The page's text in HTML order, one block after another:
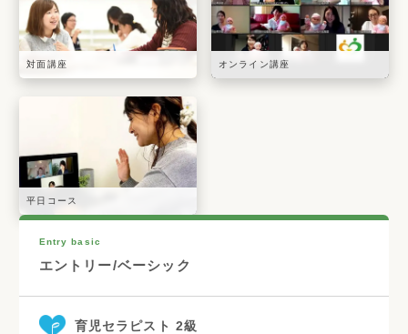
対面講座 オンライン講座
平日コース
Entry basic
エントリー/ベーシック
育児セラピスト 2級